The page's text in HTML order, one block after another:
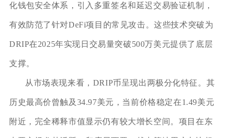
化钱包安全体系，引入多重签名和延迟交易验证机制，
有效防范了针对DeFi项目的常见攻击。这些技术突破为
DRIP在2025年实现日交易量突破500万美元提供了底层
支撑。
从市场表现来看，DRIP币呈现出两极分化特征。其
历史最高价曾触及34.97美元，当前价格稳定在1.49美元
附近，完全稀释市值显示仍有较大增长空间。项目在东